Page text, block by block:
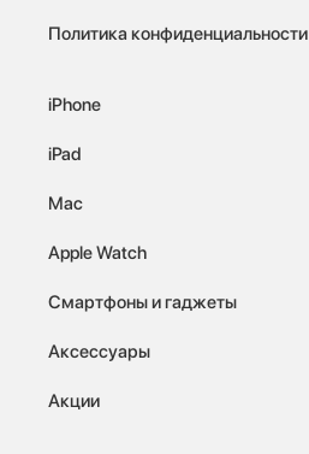
Политика конфиденциальности
iPhone
iPad
Mac
Apple Watch
Смартфоны и гаджеты
Аксессуары
Акции